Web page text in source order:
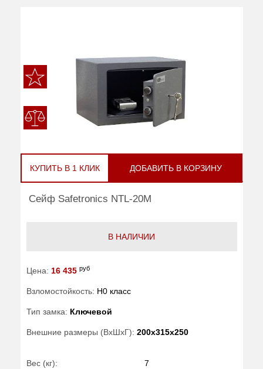
КУПИТЬ В 1 КЛИК ДОБАВИТЬ В КОРЗИНУ
Сейф Safetronics NTL-20M
В НАЛИЧИИ
Цена: 16 435 руб
Взломостойкость: H0 класс
Тип замка: Ключевой
Внешние размеры (ВхШхГ): 200x315x250
Вес (кг): 7